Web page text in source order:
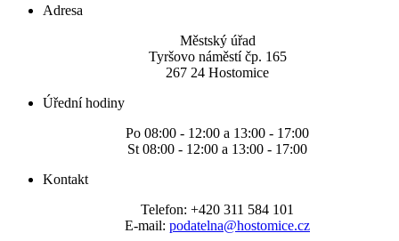
Adresa
Městský úřad
Tyršovo náměstí čp. 165
267 24 Hostomice
Úřední hodiny
Po 08:00 - 12:00 a 13:00 - 17:00
St 08:00 - 12:00 a 13:00 - 17:00
Kontakt
Telefon: +420 311 584 101
E-mail: podatelna@hostomice.cz